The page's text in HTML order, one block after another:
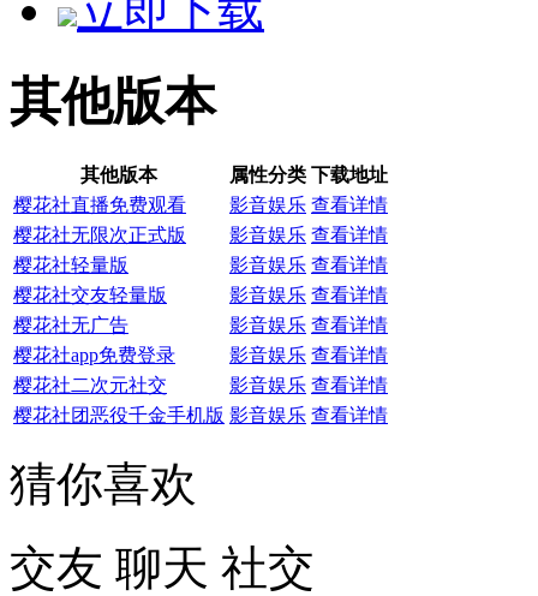
其他版本
其他版本 属性分类 下载地址
樱花社直播免费观看
影音娱乐 查看详情
樱花社无限次正式版
影音娱乐 查看详情
樱花社轻量版
影音娱乐 查看详情
樱花社交友轻量版
影音娱乐 查看详情
樱花社无广告
影音娱乐 查看详情
樱花社app免费登录
影音娱乐 查看详情
樱花社二次元社交
影音娱乐 查看详情
樱花社团恶役千金手机版 影音娱乐 查看详情
猜你喜欢
交友 聊天 社交